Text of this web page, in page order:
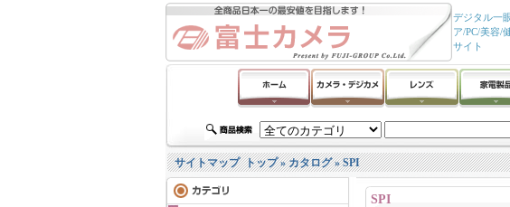
デジタル一
ア/PC/美容/
サイト
サイトマップ トップ»カタログ»SPI
SPI